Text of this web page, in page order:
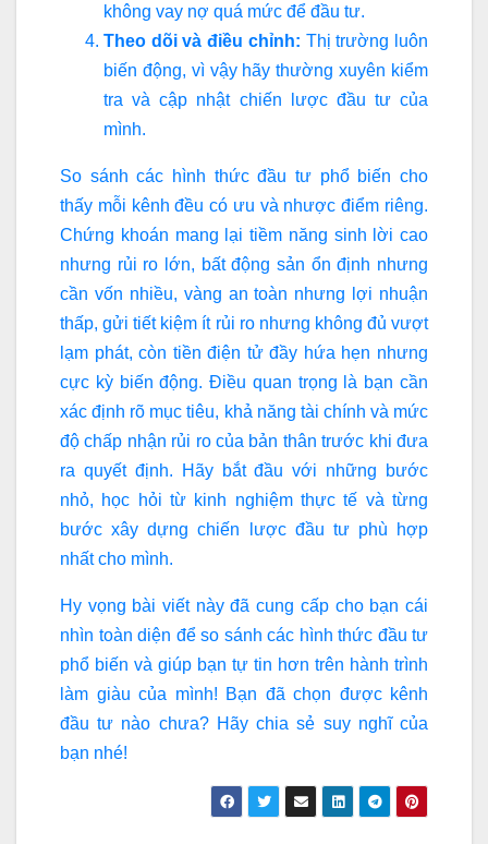
không vay nợ quá mức để đầu tư.
Theo dõi và điều chỉnh: Thị trường luôn
biến động, vì vậy hãy thường xuyên kiểm
tra và cập nhật chiến lược đầu tư của
mình.
So sánh các hình thức đầu tư phổ biến cho
thấy mỗi kênh đều có ưu và nhược điểm riêng.
Chứng khoán mang lại tiềm năng sinh lời cao
nhưng rủi ro lớn, bất động sản ổn định nhưng
cần vốn nhiều, vàng an toàn nhưng lợi nhuận
thấp, gửi tiết kiệm ít rủi ro nhưng không đủ vượt
lạm phát, còn tiền điện tử đầy hứa hẹn nhưng
cực kỳ biến động. Điều quan trọng là bạn cần
xác định rõ mục tiêu, khả năng tài chính và mức
độ chấp nhận rủi ro của bản thân trước khi đưa
ra quyết định. Hãy bắt đầu với những bước
nhỏ, học hỏi từ kinh nghiệm thực tế và từng
bước xây dựng chiến lược đầu tư phù hợp
nhất cho mình.
Hy vọng bài viết này đã cung cấp cho bạn cái
nhìn toàn diện để so sánh các hình thức đầu tư
phổ biến và giúp bạn tự tin hơn trên hành trình
làm giàu của mình! Bạn đã chọn được kênh
đầu tư nào chưa? Hãy chia sẻ suy nghĩ của
bạn nhé!